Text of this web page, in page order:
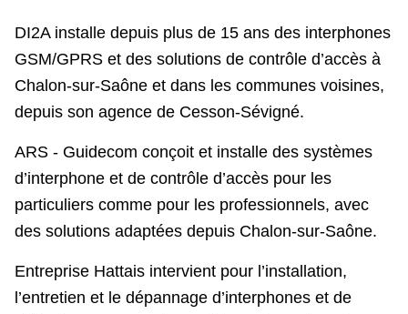
DI2A installe depuis plus de 15 ans des interphones
GSM/GPRS et des solutions de contrôle d’accès à
Chalon-sur-Saône et dans les communes voisines,
depuis son agence de Cesson-Sévigné.
ARS - Guidecom conçoit et installe des systèmes
d’interphone et de contrôle d’accès pour les
particuliers comme pour les professionnels, avec
des solutions adaptées depuis Chalon-sur-Saône.
Entreprise Hattais intervient pour l’installation,
l’entretien et le dépannage d’interphones et de